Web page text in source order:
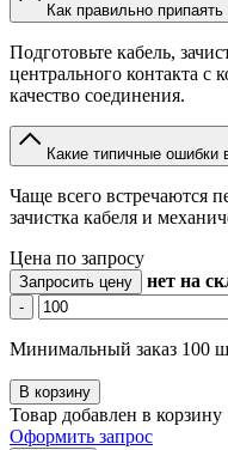
Как правильно
Подготовьте кабель,
центрального контакта с
качество соединения.
Какие типичные ошибки
Чаще всего встречаются
зачистка кабеля и
Цена по запросу
Запросить цену нет на
-
Минимальный заказ 100
В корзину
Товар добавлен в корзину
Оформить запрос